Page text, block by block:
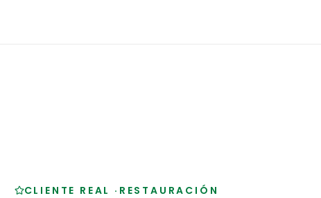
CLIENTE REAL · RESTAURACIÓN